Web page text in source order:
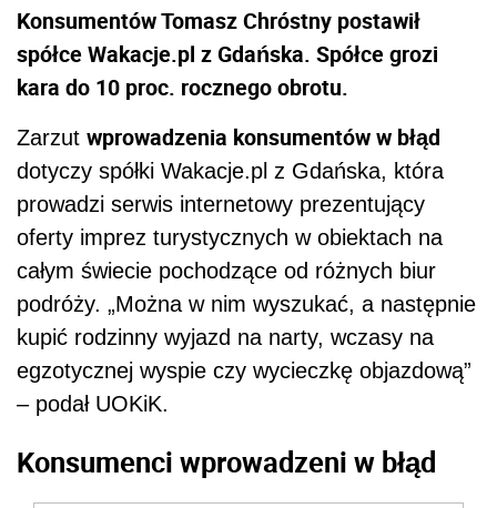
Konsumentów Tomasz Chróstny postawił
spółce Wakacje.pl z Gdańska. Spółce grozi
kara do 10 proc. rocznego obrotu.
Zarzut wprowadzenia konsumentów w błąd
dotyczy spółki Wakacje.pl z Gdańska, która
prowadzi serwis internetowy prezentujący
oferty imprez turystycznych w obiektach na
całym świecie pochodzące od różnych biur
podróży. „Można w nim wyszukać, a następnie
kupić rodzinny wyjazd na narty, wczasy na
egzotycznej wyspie czy wycieczkę objazdową”
– podał UOKiK.
Konsumenci wprowadzeni w błąd